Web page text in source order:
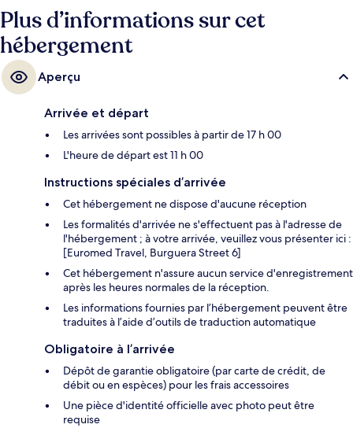
Plus d’informations sur cet
hébergement
Aperçu
Arrivée et départ
Les arrivées sont possibles à partir de 17 h 00
L'heure de départ est 11 h 00
Instructions spéciales d’arrivée
Cet hébergement ne dispose d'aucune réception
Les formalités d'arrivée ne s'effectuent pas à l'adresse de
l'hébergement ; à votre arrivée, veuillez vous présenter ici :
[Euromed Travel, Burguera Street 6]
Cet hébergement n'assure aucun service d'enregistrement
après les heures normales de la réception.
Les informations fournies par l’hébergement peuvent être
traduites à l’aide d’outils de traduction automatique
Obligatoire à l’arrivée
Dépôt de garantie obligatoire (par carte de crédit, de
débit ou en espèces) pour les frais accessoires
Une pièce d'identité officielle avec photo peut être
requise